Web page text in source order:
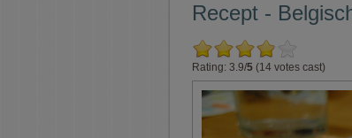
Recept -
Rating: 3.9/5 (14 votes cast)